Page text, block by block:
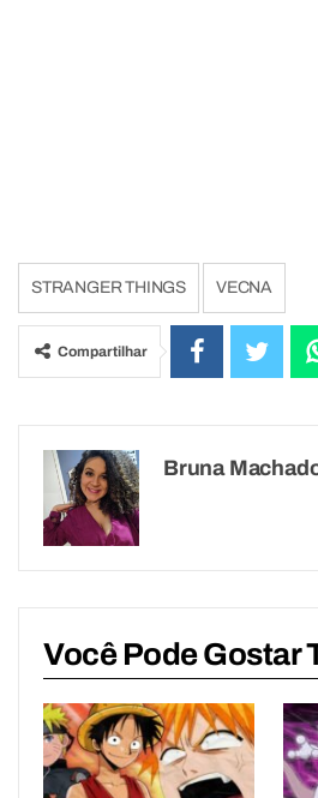
STRANGER THINGS VECNA
Compartilhar
Bruna
Você Pode Gostar